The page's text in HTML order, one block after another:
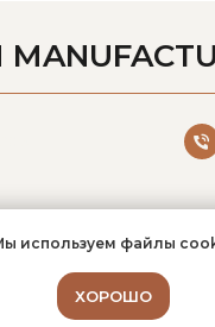
используем файлы
ХОРОШО